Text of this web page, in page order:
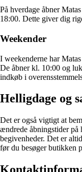
På hverdage åbner
18:00. Dette giver dig
Weekender
I weekenderne har
De åbner kl. 10:00 og
indkøb i
Helligdage og
Det er også vigtigt at
ændrede åbningstider
begivenheder. Det er
før du besøger butikken